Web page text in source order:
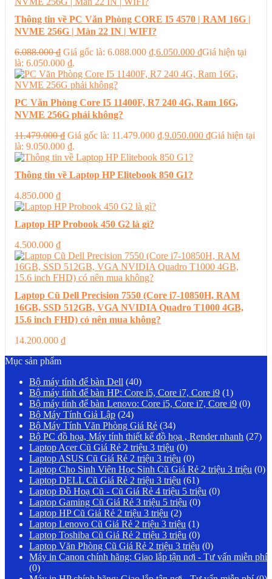
Thông tin về PC Văn Phòng CORE I5 4570 | RAM 16G |
NVME 256G | Màn 22 IN | WIFI?
6.088.000₫ Giá gốc là: 6.088.000 ₫.6.050.000 ₫Giá hiện tại
là: 6.050.000 ₫.
PC Văn Phòng Core I5 11400F, R7 240 4G, Ram 16G,
NVME 256G phải không?
11.479.000₫ Giá gốc là: 11.479.000 ₫.9.050.000 ₫Giá hiện tại
là: 9.050.000 ₫.
Thông tin về Laptop HP Elitebook 850 G1?
4.850.000 ₫
Laptop HP Probook 450 G2 là gì?
4.500.000 ₫
Laptop Cũ Dell Precision 7550 (Core i7-10850H, RAM
16GB, SSD 512GB, VGA NVIDIA Quadro T1000 4GB,
15.6 inch FHD) có nên mua không?
14.200.000 ₫
Mục sản phẩm
Bộ máy tính để bàn Dell (40)
Bộ máy tính để bàn HP: Core i5, Core i7, Core i9 (1)
Bộ máy tính để bàn Lenovo: Core i5, Core i7, Core i9 (0)
Bộ Máy Tính Giả Lập (24)
Bộ Máy Tính Văn Phòng Giá Rẻ (34)
Bộ PC đồ họa, Máy tính thiết kế đồ họa , Render nhanh (27)
Laptop Acer Cũ Giá Rẻ 2 triệu 3 triệu (0)
Laptop ASUS Cũ Giá Rẻ 2 triệu 3 triệu (0)
Laptop Cho Sinh Viên Học Sinh Cũ Giá Rẻ 2 triệu 3 triệu (0)
Laptop DELL Cũ Giá Rẻ 2 triệu 3 triệu (61)
Laptop Đồ Hoạ Cũ - Cũ Giá Rẻ 4 triệu 5 triệu (0)
Laptop Gaming Cũ Giá Rẻ 3 triệu 5 triệu (0)
Laptop HP Cũ Giá Rẻ 2 triệu 3 triệu (2)
Laptop Lenovo Cũ Giá Rẻ 2 triệu 3 triệu (1)
Laptop Toshiba Cũ Giá Rẻ 2 triệu 3 triệu (0)
Laptop Văn Phòng Cũ Giá Rẻ 2 triệu 3 triệu (0)
Máy in Canon chính hãng: Giao lắp tận nơi - Tư vấn miễn phí
(0)